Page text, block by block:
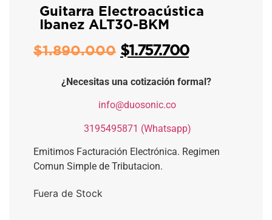
Guitarra Electroacústica
Ibanez ALT30-BKM
$1.890.000 $1.757.700
¿Necesitas una cotización formal?
info@duosonic.co
3195495871 (Whatsapp)
Emitimos Facturación Electrónica. Regimen
Comun Simple de Tributacion.
Fuera de Stock